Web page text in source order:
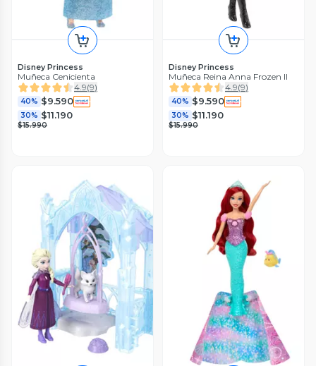
Disney Princess
Muñeca Cenicienta
4.9(9)
40% $9.590
30% $11.190
$15.990
Disney Princess
Muñeca Reina Anna Frozen II
4.9(9)
40% $9.590
30% $11.190
$15.990